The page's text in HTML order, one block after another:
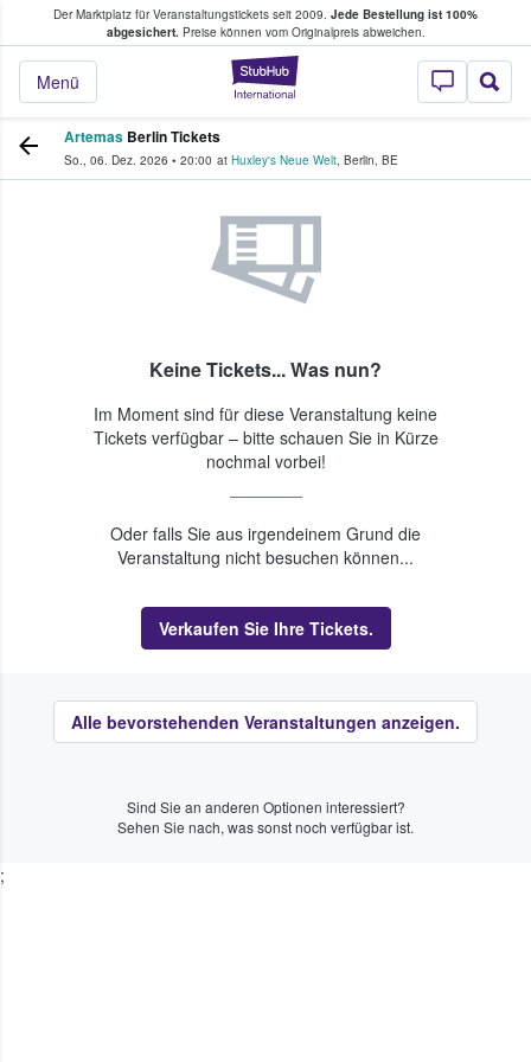
Der Marktplatz für Veranstaltungstickets seit 2009. Jede Bestellung ist 100%
abgesichert.Preise können vom Originalpreis abweichen.
StubHub - Wo
Menü
Tickets kaufen & verkaufen
Artemas Berlin Tickets
So., 06. Dez. 2026 • 20:00 at Huxley's Neue Welt, Berlin, BE
Keine Tickets... Was nun?
Im Moment sind für diese Veranstaltung keine
Tickets verfügbar – bitte schauen Sie in Kürze
nochmal vorbei!
Oder falls Sie aus irgendeinem Grund die
Veranstaltung nicht besuchen können...
Verkaufen Sie Ihre Tickets.
Alle bevorstehenden Veranstaltungen anzeigen.
Sind Sie an anderen Optionen interessiert?
Sehen Sie nach, was sonst noch verfügbar ist.
;